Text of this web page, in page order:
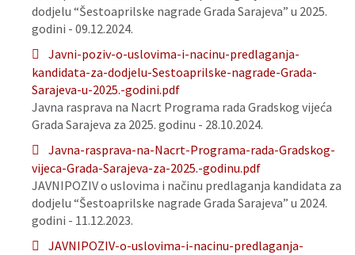
dodjelu “Šestoaprilske nagrade Grada Sarajeva” u 2025.
godini - 09.12.2024.
Javni-poziv-o-uslovima-i-nacinu-predlaganja-
kandidata-za-dodjelu-Sestoaprilske-nagrade-Grada-
Sarajeva-u-2025.-godini.pdf
Javna rasprava na Nacrt Programa rada Gradskog vijeća
Grada Sarajeva za 2025. godinu - 28.10.2024.
Javna-rasprava-na-Nacrt-Programa-rada-Gradskog-
vijeca-Grada-Sarajeva-za-2025.-godinu.pdf
JAVNIPOZIV o uslovima i načinu predlaganja kandidata za
dodjelu “Šestoaprilske nagrade Grada Sarajeva” u 2024.
godini - 11.12.2023.
JAVNIPOZIV-o-uslovima-i-nacinu-predlaganja-